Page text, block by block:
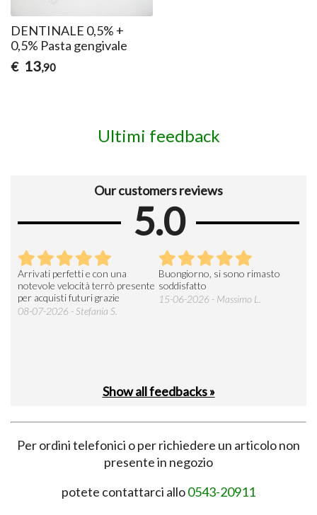
DENTINALE 0,5% +
0,5% Pasta gengivale
€ 13,90
Ultimi feedback
Our customers reviews
5.0
Arrivati perfetti e con una
notevole velocità terrò presente
per acquisti futuri grazie
08-07-2026 - Stefania S.
Buongiorno, si sono rimasto
soddisfatto
15-06-2026 - Massimo L.
Show all feedbacks »
Per ordini telefonici o per richiedere un articolo non
presente in negozio
potete contattarci allo0543-20911